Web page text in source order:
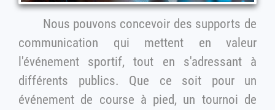
Nous pouvons concevoir des supports de
communication qui mettent en valeur
l'événement sportif, tout en s'adressant à
différents publics. Que ce soit pour un
événement de course à pied, un tournoi de